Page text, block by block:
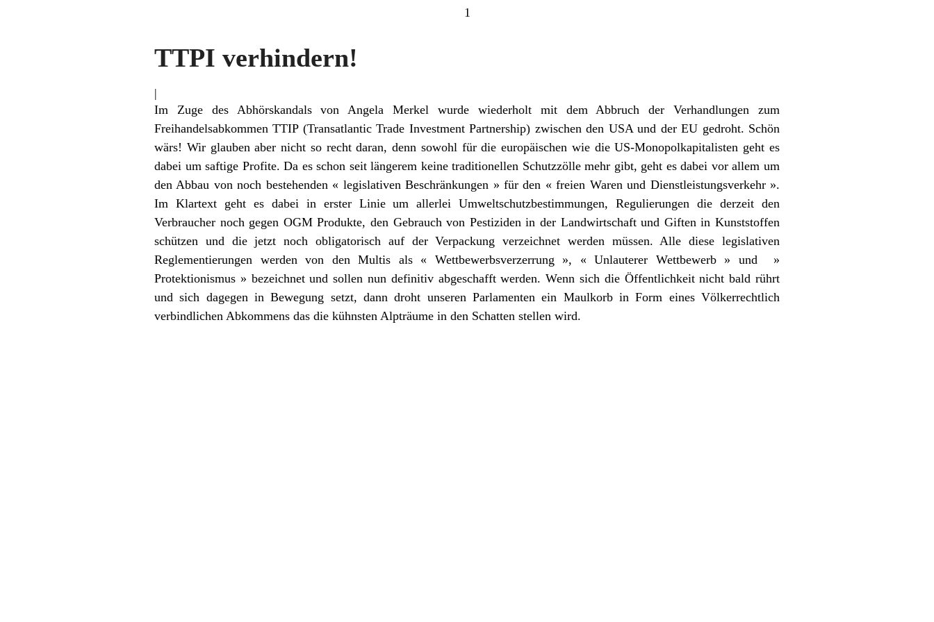
1
TTPI verhindern!
|
Im Zuge des Abhörskandals von Angela Merkel wurde wiederholt mit dem Abbruch der Verhandlungen zum
Freihandelsabkommen TTIP (Transatlantic Trade Investment Partnership) zwischen den USA und der EU gedroht. Schön
wärs! Wir glauben aber nicht so recht daran, denn sowohl für die europäischen wie die US-Monopolkapitalisten geht es
dabei um saftige Profite. Da es schon seit längerem keine traditionellen Schutzzölle mehr gibt, geht es dabei vor allem um
den Abbau von noch bestehenden « legislativen Beschränkungen » für den « freien Waren und Dienstleistungsverkehr ».
Im Klartext geht es dabei in erster Linie um allerlei Umweltschutzbestimmungen, Regulierungen die derzeit den
Verbraucher noch gegen OGM Produkte, den Gebrauch von Pestiziden in der Landwirtschaft und Giften in Kunststoffen
schützen und die jetzt noch obligatorisch auf der Verpackung verzeichnet werden müssen. Alle diese legislativen
Reglementierungen werden von den Multis als « Wettbewerbsverzerrung », « Unlauterer Wettbewerb » und »
Protektionismus » bezeichnet und sollen nun definitiv abgeschafft werden. Wenn sich die Öffentlichkeit nicht bald rührt
und sich dagegen in Bewegung setzt, dann droht unseren Parlamenten ein Maulkorb in Form eines Völkerrechtlich
verbindlichen Abkommens das die kühnsten Alpträume in den Schatten stellen wird.